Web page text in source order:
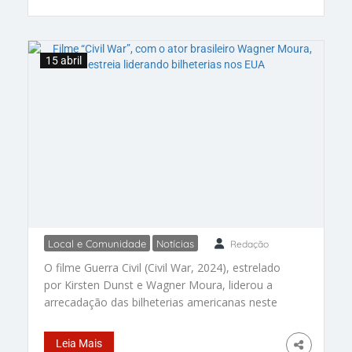
assistência a imigrantes, juntamente com o
subsídios. Um total de US$
Filme “Civil War”, com o ator
brasileiro Wagner Moura, estreia
liderando bilheterias nos EUA
15 abril
Local e Comunidade Notícias Redação
O filme Guerra Civil (Civil War, 2024), estrelado
por Kirsten Dunst e Wagner Moura, liderou a
arrecadação das bilheterias americanas neste
com informações divulgadas pela Variety, o
Leia Mais